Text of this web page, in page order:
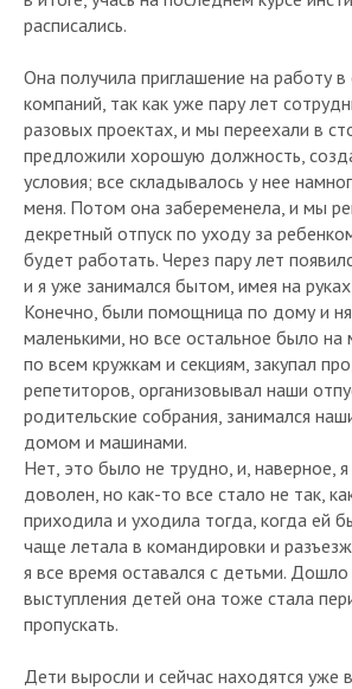
расписались.
Она получила приглашение на работу
компаний, так как уже пару лет
разовых проектах, и мы переехали в
предложили хорошую должность,
условия; все складывалось у нее
меня. Потом она забеременела, и мы
декретный отпуск по уходу за
будет работать. Через пару лет
и я уже занимался бытом, имея на
Конечно, были помощница по дому и
маленькими, но все остальное было на
по всем кружкам и секциям, закупал
репетиторов, организовывал наши
родительские собрания, занимался
домом и машинами.
Нет, это было не трудно, и, наверное,
доволен, но как-то все стало не так,
приходила и уходила тогда, когда ей
чаще летала в командировки и
я все время оставался с детьми.
выступления детей она тоже стала
пропускать.
Дети выросли и сейчас находятся уже